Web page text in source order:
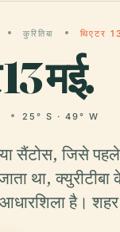
कुरितिबा थिएटर
मई.
25° S · 49° W
सैंटोस, जिसे पहले
था,
है।